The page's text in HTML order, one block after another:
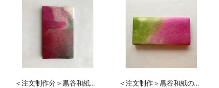
＜注文制作分＞黒谷和紙の
＜注文制作＞黒谷和紙の長